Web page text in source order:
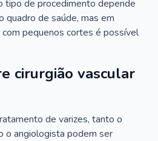
tipo de procedimento depende
quadro de saúde, mas em
pequenos cortes é possível
cirurgião vascular
de varizes, tanto o
o angiologista podem ser